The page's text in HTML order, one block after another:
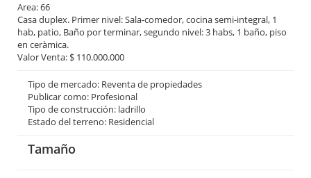
Area: 66
Casa duplex. Primer nivel: Sala-comedor, cocina semi-integral, 1
hab, patio, Baño por terminar, segundo nivel: 3 habs, 1 baño, piso
en ceràmica.
Valor Venta: $ 110.000.000
Tipo de mercado: Reventa de propiedades
Publicar como: Profesional
Tipo de construcción: ladrillo
Estado del terreno: Residencial
Tamaño